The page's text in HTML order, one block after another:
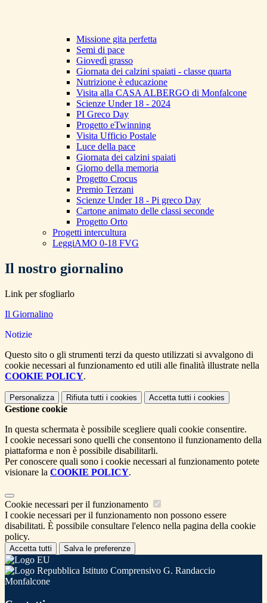
Missione gita perfetta
Semi di pace
Giovedì grasso
Giornata dei calzini spaiati - classe quarta
Nutrizione è educazione
Visita alla CASA ALBERGO di Monfalcone
Scienze Under 18 - 2024
PI Greco Day
Progetto eTwinning
Visita Ufficio Postale
Luce della pace
Giornata dei calzini spaiati
Giorno della memoria
Progetto Crocus
Premio Terzani
Scienze Under 18 - Pi greco Day
Cartone animato delle classi seconde
Progetto Orto
Progetti intercultura
LeggiAMO 0-18 FVG
Il nostro giornalino
Link per sfogliarlo
Il Giornalino
Notizie
Questo sito o gli strumenti terzi da questo utilizzati si avvalgono di
cookie necessari al funzionamento ed utili alle finalità illustrate nella
COOKIE POLICY.
Personalizza Rifiuta tutti i cookies Accetta tutti i cookies
Gestione cookie
In questa schermata è possibile scegliere quali cookie consentire.
I cookie necessari sono quelli che consentono il funzionamento della
piattaforma e non è possibile disabilitarli.
Per conoscere quali sono i cookie necessari al funzionamento potete
visionare la COOKIE POLICY.
Cookie necessari per il funzionamento
I cookie necessari per il funzionamento non possono essere
disabilitati. È possibile consultare l'elenco nella pagina della cookie
policy.
Accetta tutti Salva le preferenze
Istituto Comprensivo G. Randaccio
Monfalcone